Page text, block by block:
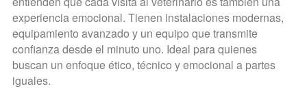
experiencia emocional. Tienen instalaciones modernas,
equipamiento avanzado y un equipo que transmite
confianza desde el minuto uno. Ideal para quienes
buscan un enfoque ético, técnico y emocional a partes
iguales.